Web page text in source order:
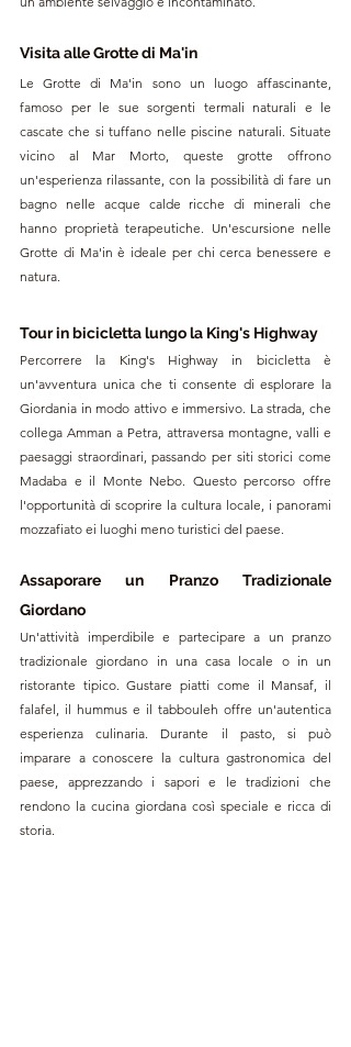
Visita alle Grotte di Ma'in
Le Grotte di Ma'in sono un luogo affascinante,
famoso per le sue sorgenti termali naturali e le
cascate che si tuffano nelle piscine naturali. Situate
vicino al Mar Morto, queste grotte offrono
un'esperienza rilassante, con la possibilità di fare un
bagno nelle acque calde ricche di minerali che
hanno proprietà terapeutiche. Un'escursione nelle
Grotte di Ma'in è ideale per chi cerca benessere e
natura.
Tour in bicicletta lungo la King's Highway
Percorrere la King's Highway in bicicletta è
un'avventura unica che ti consente di esplorare la
Giordania in modo attivo e immersivo. La strada, che
collega Amman a Petra, attraversa montagne, valli e
paesaggi straordinari, passando per siti storici come
Madaba e il Monte Nebo. Questo percorso offre
l'opportunità di scoprire la cultura locale, i panorami
mozzafiato ei luoghi meno turistici del paese.
Assaporare un Pranzo Tradizionale
Giordano
Un'attività imperdibile e partecipare a un pranzo
tradizionale giordano in una casa locale o in un
ristorante tipico. Gustare piatti come il Mansaf, il
falafel, il hummus e il tabbouleh offre un'autentica
esperienza culinaria. Durante il pasto, si può
imparare a conoscere la cultura gastronomica del
paese, apprezzando i sapori e le tradizioni che
rendono la cucina giordana così speciale e ricca di
storia.